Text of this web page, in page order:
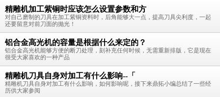
精雕机加工紫铜时应该怎么设置参数和方
对自己磨制的刀具在加工紫铜资料时，后角能够大一点，提高刀具尖利度，一起
还要留意对前刀面的抛光！
铝合金高光机的容量是根据什么来定的？
铝合金高光机能够方便的断刀处理，刻补充任何时候，无需重新排版，它是现在
很受大家喜欢的一种产品
精雕机刀具自身对加工有什么影响--「
精雕机刀具自身对加工有什么影响，如何影响呢，接下来鼎拓小编总结了一些经
历供大家参阅